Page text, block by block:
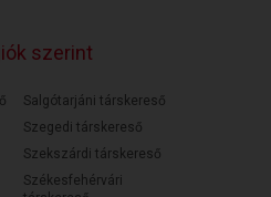
szerint
Salgótarjáni társkereső
Szegedi társkereső
Szekszárdi társkereső
Székesfehérvári